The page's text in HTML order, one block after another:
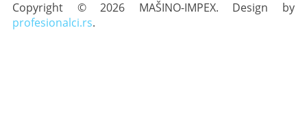
Copyright © 2026 MAŠINO-IMPEX. Design by
profesionalci.rs.